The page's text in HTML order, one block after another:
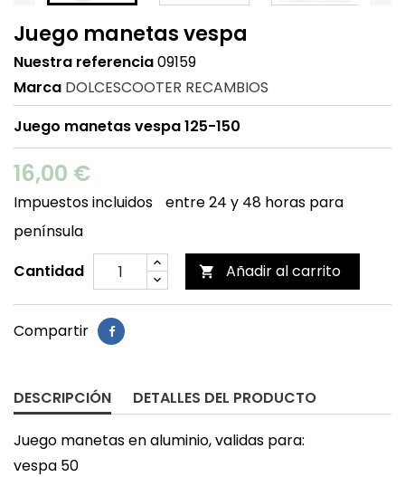
Juego manetas vespa
Nuestra referencia09159
Marca DOLCESCOOTER RECAMBIOS
Juego manetas vespa 125-150
16,00 €
Impuestos incluidos
entre 24 y 48 horas para
península
Cantidad
 Añadir al carrito
Compartir
DESCRIPCIÓN DETALLES DEL PRODUCTO
Juego manetas en aluminio, validas para:
vespa 50